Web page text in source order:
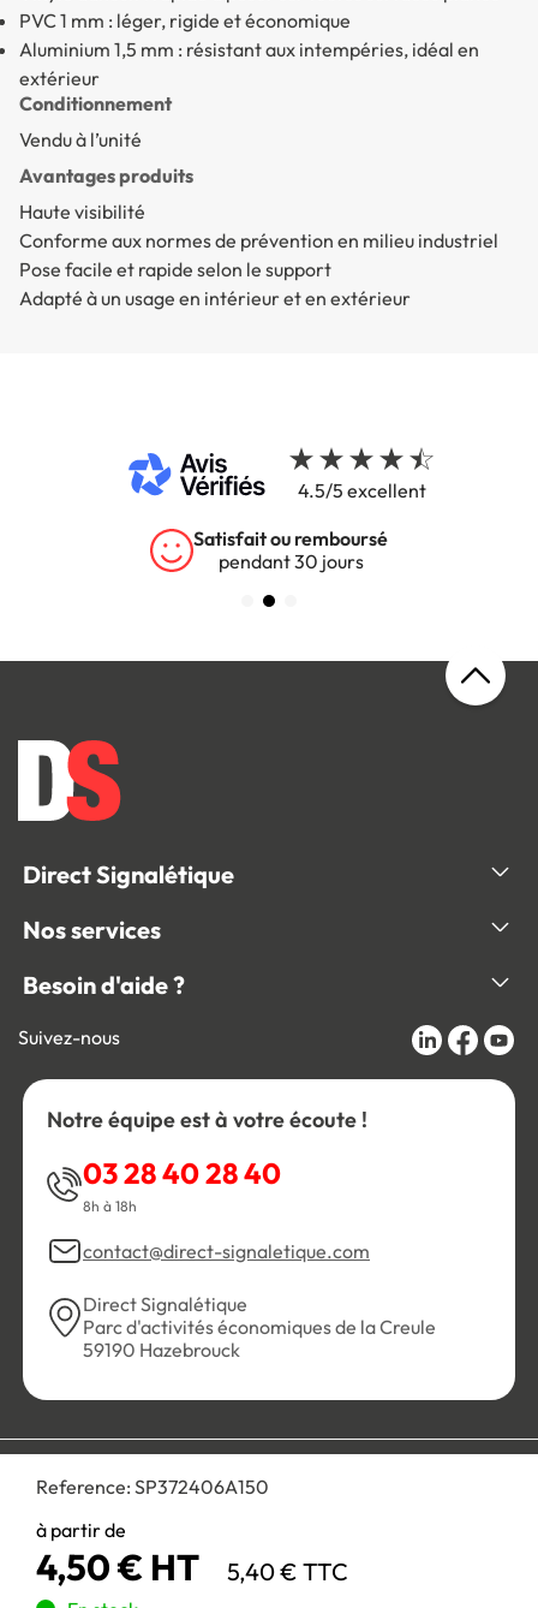
Reference: SP372406A150
à partir de
4,50 € HT 5,40 € TTC
PVC 1 mm : léger, rigide et économique
Aluminium 1,5 mm : résistant aux intempéries, idéal en
extérieur
Conditionnement
Vendu à l’unité
Avantages produits
Haute visibilité
Conforme aux normes de prévention en milieu industriel
Pose facile et rapide selon le support
Adapté à un usage en intérieur et en extérieur
4.5/5 excellent
Satisfait ou remboursé
pendant 30 jours
Direct Signalétique
Nos services
Besoin d'aide ?
Suivez-nous
Notre équipe est à votre écoute !
03 28 40 28 40
8h à 18h
contact@direct-signaletique.com
Direct Signalétique
Parc d'activités économiques de la Creule
59190 Hazebrouck
Personnaliser les cookies
Paiement 100% sécurisé :